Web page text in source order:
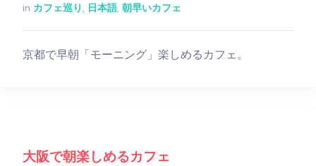
in カフェ巡り, 日本語, 朝早いカフェ
京都で早朝「モーニング」楽しめるカフェ。
大阪で朝楽しめるカフェ